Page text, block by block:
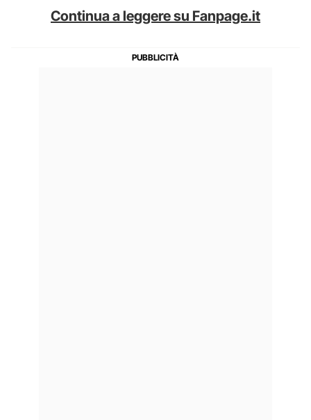
Continua a leggere su Fanpage.it